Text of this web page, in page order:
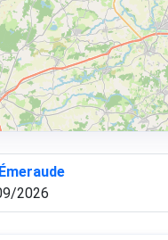
2026